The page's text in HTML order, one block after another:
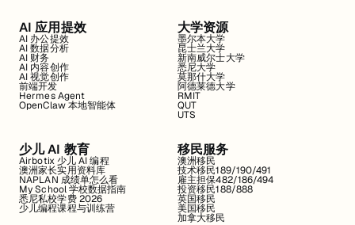
AI 应用提效
AI 办公提效
AI 数据分析
AI 财务
AI 内容创作
AI 视觉创作
前端开发
Hermes Agent
OpenClaw 本地智能体
大学资源
墨尔本大学
昆士兰大学
新南威尔士大学
悉尼大学
莫那什大学
阿德莱德大学
RMIT
QUT
UTS
少儿 AI 教育
Airbotix 少儿 AI 编程
澳洲家长实用资料库
NAPLAN 成绩单怎么看
My School 学校数据指南
悉尼私校学费 2026
少儿编程课程与训练营
移民服务
澳洲移民
技术移民189/190/491
雇主担保482/186/494
投资移民188/888
英国移民
美国移民
加拿大移民